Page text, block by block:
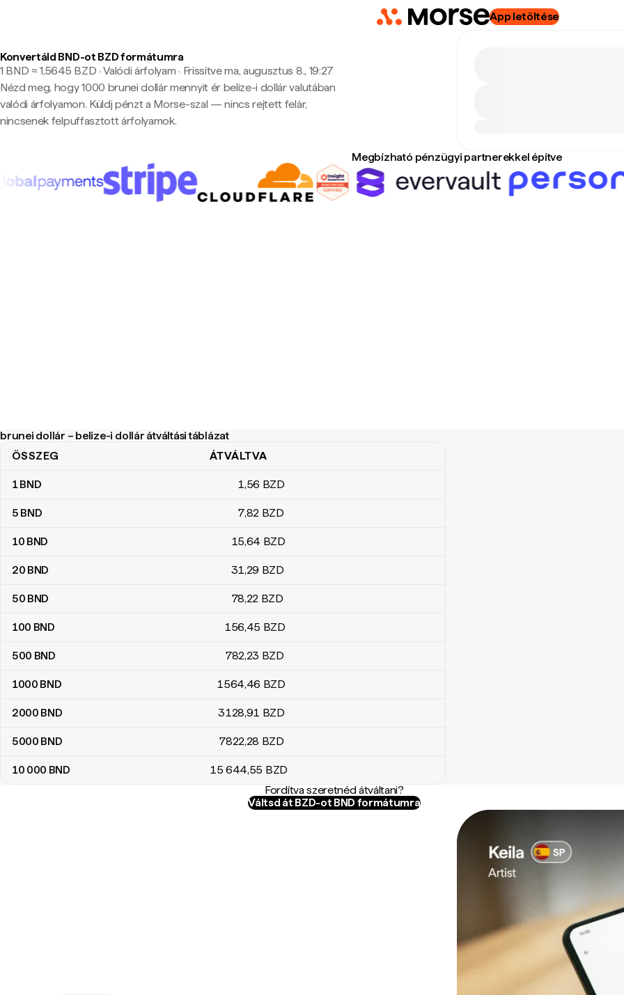
App letöltése
Konvertáld BND-ot BZD formátumra
1 BND ≈ 1,5645 BZD · Valódi árfolyam · Frissítve ma, augusztus 8., 19:27
Nézd meg, hogy 1000 brunei dollár mennyit ér belize-i dollár valutában
valódi árfolyamon. Küldj pénzt a Morse-szal — nincs rejtett felár,
nincsenek felpuffasztott árfolyamok.
Megbízható pénzügyi partnerekkel építve
brunei dollár – belize-i dollár átváltási táblázat
brunei dollár – belize-i dollár átváltási táblázat
ÖSSZEG ÁTVÁLTVA
1BND 1,56 BZD
5 BND 7,82 BZD
10 BND 15,64 BZD
20 BND 31,29 BZD
50 BND 78,22 BZD
100 BND 156,45 BZD
500 BND 782,23 BZD
1000 BND 1564,46 BZD
2000 BND 3128,91 BZD
5000 BND 7822,28 BZD
10 000 BND 15 644,55 BZD
Fordítva szeretnéd átváltani?
Váltsd át BZD-ot BND formátumra